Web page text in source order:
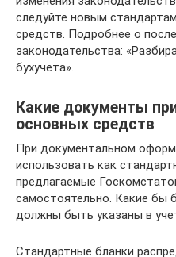
следуйте новым
средств. Подробнее о
законодательства:
бухучета».
Какие документы
основных средств
При документальном
использовать как
предлагаемые
самостоятельно. Какие бы
должны быть указаны в
Стандартные бланки